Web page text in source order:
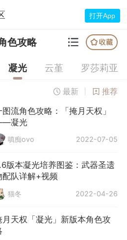
打开App
色攻略
凝光 云堇 罗莎莉亚
最新 推荐
图流角色攻略：「掩月天权」
凝光
嗔痴ovo 2022-07-05
版本凝光培养图鉴：武器圣遗
配队详解+视频
猫冬 2022-04-26
月天权「凝光」新版本角色攻